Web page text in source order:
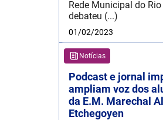
Rede Municipal do Rio
debateu (...)
01/02/2023
Notícias
Podcast e jornal
ampliam voz dos
da E.M. Marechal
Etchegoyen